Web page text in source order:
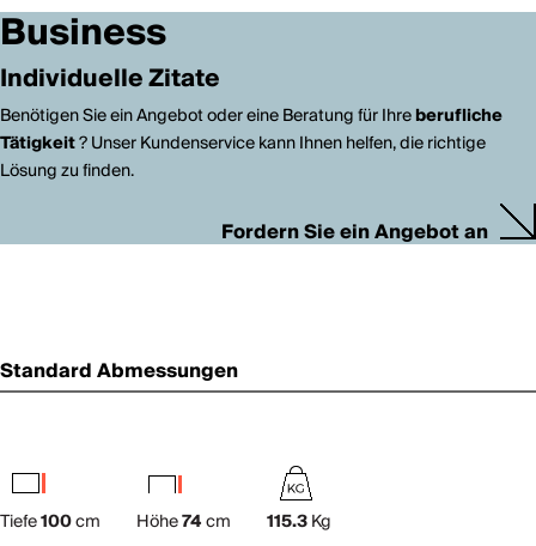
Business
Individuelle Zitate
Benötigen Sie ein Angebot oder eine Beratung für Ihreberufliche
Tätigkeit? Unser Kundenservice kann Ihnen helfen, die richtige
Lösung zu finden.
Fordern Sie ein Angebot an
Standard Abmessungen
Tiefe100cm Höhe74cm 115.3Kg